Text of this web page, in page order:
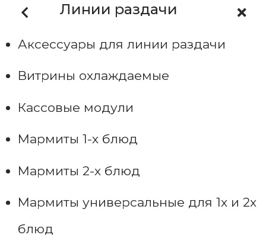
Линии раздачи
Аксессуары для линии раздачи
Витрины охлаждаемые
Кассовые модули
Мармиты 1-х блюд
Мармиты 2-х блюд
Мармиты универсальные для 1х и 2х
блюд